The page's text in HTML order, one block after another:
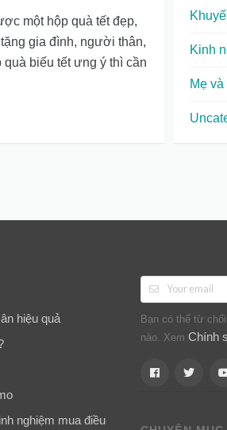
một hộp quà tết đẹp,
gia đình, người thân,
biếu tết ưng ý thì cần
Kinh
Mẹ và
hiệu quả
nghiệm mua điều
Bạn có thể từ
nào. Xem Chính